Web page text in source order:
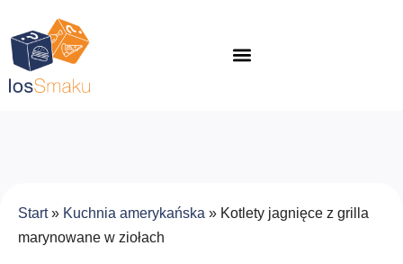
Start» Kuchnia amerykańska » Kotlety jagnięce z grilla
marynowane w ziołach